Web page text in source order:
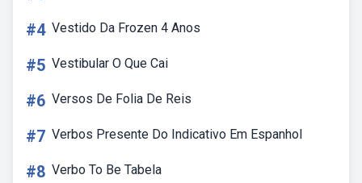
#4 Vestido Da Frozen 4 Anos
#5 Vestibular O Que Cai
#6 Versos De Folia De Reis
#7 Verbos Presente Do Indicativo Em Espanhol
#8 Verbo To Be Tabela